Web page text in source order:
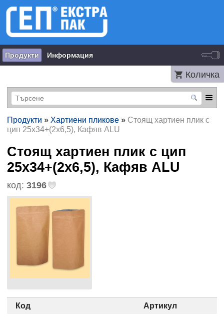
Продукти Информация
Количка
Продукти » Хартиени пликове» Стоящ хартиен плик с
цип 25х34+(2х6,5), Кафяв ALU
Стоящ хартиен плик с цип
25х34+(2х6,5), Кафяв ALU
код: 3196
Код Артикул